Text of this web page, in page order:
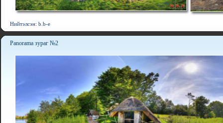
Нийтэлсэн: b.b-e
Panorama зураг №2